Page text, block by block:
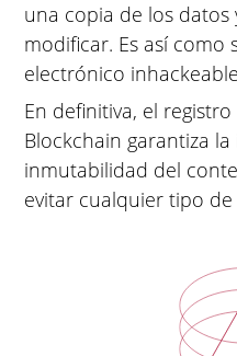
una copia de los datos
modificar. Es así como
electrónico
En definitiva, el
Blockchain garantiza
inmutabilidad del
evitar cualquier tipo